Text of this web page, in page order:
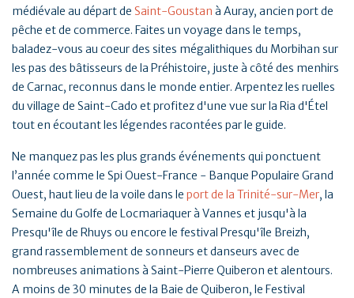
médiévale au départ de Saint-Goustan à Auray, ancien port de
pêche et de commerce. Faites un voyage dans le temps,
baladez-vous au coeur des sites mégalithiques du Morbihan sur
les pas des bâtisseurs de la Préhistoire, juste à côté des menhirs
de Carnac, reconnus dans le monde entier. Arpentez les ruelles
du village de Saint-Cado et profitez d'une vue sur la Ria d'Étel
tout en écoutant les légendes racontées par le guide.
Ne manquez pas les plus grands événements qui ponctuent
l’année comme le Spi Ouest-France - Banque Populaire Grand
Ouest, haut lieu de la voile dans le port de la Trinité-sur-Mer, la
Semaine du Golfe de Locmariaquer à Vannes et jusqu'à la
Presqu'île de Rhuys ou encore le festival Presqu'île Breizh,
grand rassemblement de sonneurs et danseurs avec de
nombreuses animations à Saint-Pierre Quiberon et alentours.
A moins de 30 minutes de la Baie de Quiberon, le Festival